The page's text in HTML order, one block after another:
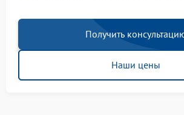
Получить
Наши цены